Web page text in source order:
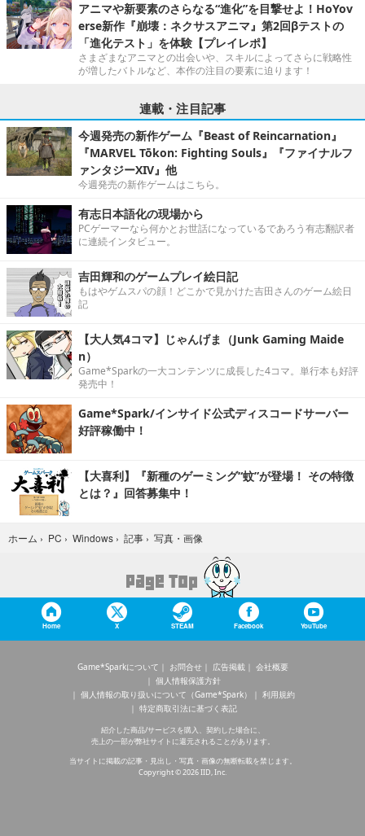
アニマや新要素のさらなる“進化”を目撃せよ！HoYov
erse新作『崩壊：ネクサスアニマ』第2回βテストの
「進化テスト」を体験【プレイレポ】
さまざまなアニマとの出会いや、スキルによってさらに戦略性
が増したバトルなど、本作の注目の要素に迫ります！
連載・注目記事
今週発売の新作ゲーム『Beast of Reincarnation』
『MARVEL Tōkon: Fighting Souls』『ファイナルフ
ァンタジーXIV』他
今週発売の新作ゲームはこちら。
有志日本語化の現場から
PCゲーマーなら何かとお世話になっているであろう有志翻訳者
に連続インタビュー。
吉田輝和のゲームプレイ絵日記
もはやゲムスパの顔！どこかで見かけた吉田さんのゲーム絵日
記
【大人気4コマ】じゃんげま（Junk Gaming Maide
n）
Game*Sparkの一大コンテンツに成長した4コマ。単行本も好評
発売中！
Game*Spark/インサイド公式ディスコードサーバー
好評稼働中！
【大喜利】『新種のゲーミング“蚊”が登場！ その特徴
とは？』回答募集中！
ホーム › PC › Windows › 記事 › 写真・画像
Home X STEAM Facebook YouTube
Game*Sparkについて お問合せ 広告掲載
会社概要
個人情報保護方針
個人情報の取り扱いについて（Game*Spark）
利用規約
特定商取引法に基づく表記
紹介した商品/サービスを購入、契約した場合に、
売上の一部が弊社サイトに還元されることがあります。
当サイトに掲載の記事・見出し・写真・画像の無断転載を禁じます。
Copyright © 2026 IID, Inc.